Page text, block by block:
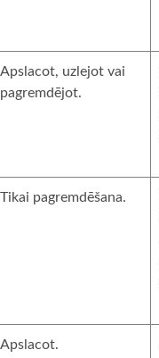
Apslacot, uzlejot vai
pagremdējot.
Tikai pagremdēšana.
Apslacot.